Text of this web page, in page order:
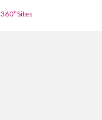
360°Sites